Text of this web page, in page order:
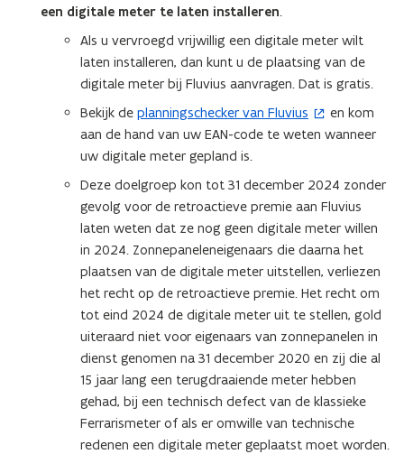
een digitale meter te laten installeren.
Als u vervroegd vrijwillig een digitale meter wilt
laten installeren, dan kunt u de plaatsing van de
digitale meter bij Fluvius aanvragen. Dat is gratis.
Bekijk de planningschecker van Fluvius
(
o
p
e
n
t
i
n
n
i
e
u
w
v
e
n
en kom
aan de hand van uw EAN-code te weten wanneer
uw digitale meter gepland is.
Deze doelgroep kon tot 31 december 2024 zonder
gevolg voor de retroactieve premie aan Fluvius
laten weten dat ze nog geen digitale meter willen
in 2024. Zonnepaneleneigenaars die daarna het
plaatsen van de digitale meter uitstellen, verliezen
het recht op de retroactieve premie. Het recht om
tot eind 2024 de digitale meter uit te stellen, gold
uiteraard niet voor eigenaars van zonnepanelen in
dienst genomen na 31 december 2020 en zij die al
15 jaar lang een terugdraaiende meter hebben
gehad, bij een technisch defect van de klassieke
Ferrarismeter of als er omwille van technische
redenen een digitale meter geplaatst moet worden.